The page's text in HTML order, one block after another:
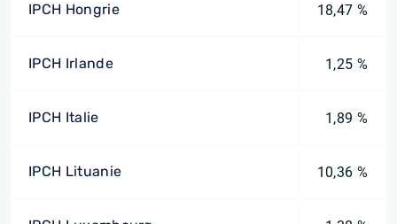
IPCH Hongrie 18,47 %
IPCH Irlande 1,25 %
IPCH Italie 1,89 %
IPCH Lituanie 10,36 %